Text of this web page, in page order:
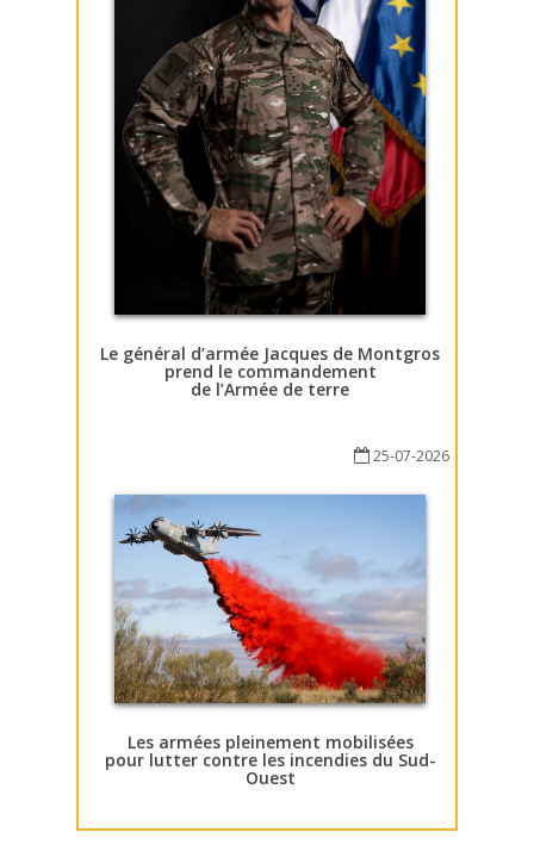
Le général d’armée Jacques de Montgros
prend le commandement
de l’Armée de terre
25-07-2026
Les armées pleinement mobilisées
pour lutter contre les incendies du Sud-
Ouest